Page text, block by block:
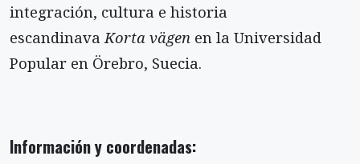
integración, cultura e historia
escandinavaKorta vägen en la Universidad
Popular en Örebro, Suecia.
Información y coordenadas: